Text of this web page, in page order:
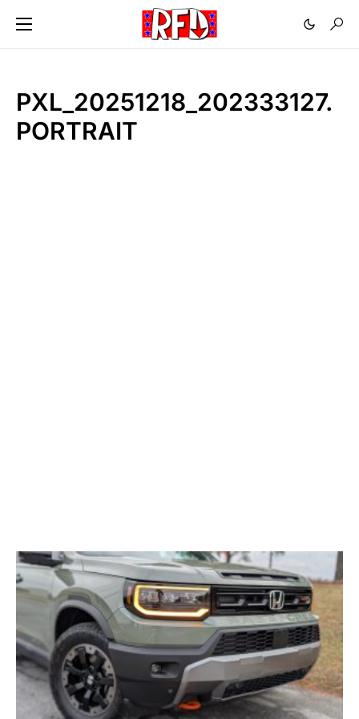
PXL_20251218_202333127.
PORTRAIT